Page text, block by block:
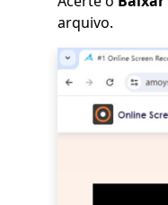
arquivo.